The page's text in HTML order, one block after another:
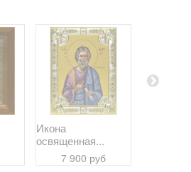
Икона
освященная...
7 900 руб